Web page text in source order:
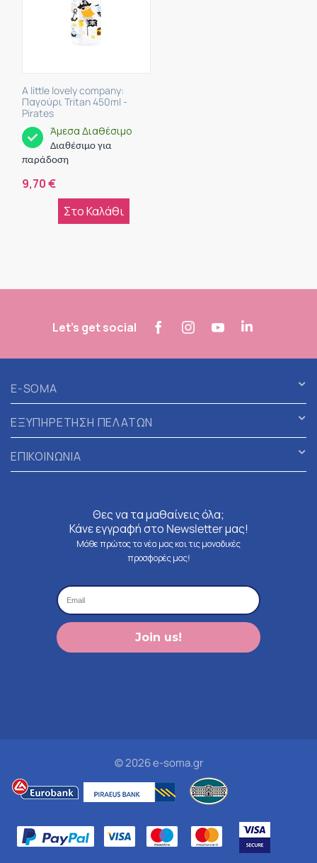
A little lovely company:
Παγούρι Tritan 450ml -
Pirates
Άμεσα Διαθέσιμο
Διαθέσιμο για
παράδοση
9,70€
Στο Καλάθι
Let's get social
E-SOMA
ΕΞΥΠΗΡΕΤΗΣΗ ΠΕΛΑΤΩΝ
ΕΠΙΚΟΙΝΩΝΙΑ
Θες να τα μαθαίνεις όλα;
Κάνε εγγραφή στο Newsletter μας!
Μάθε πρώτος τα νέα μας και τις μοναδικές
προσφορές μας!
Join us!
© 2026 e-soma.gr